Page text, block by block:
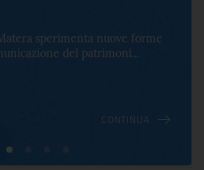
sperimenta nuove forme
del patrimoni...
CONTINUA